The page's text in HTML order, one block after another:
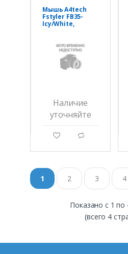
Мышь A4tech
Fstyler FB35-
Icy/White,
беспроводная
BT+2,4G
Наличие
уточняйте
g d
1 2 3 4
Показано с 1 по
(всего 4